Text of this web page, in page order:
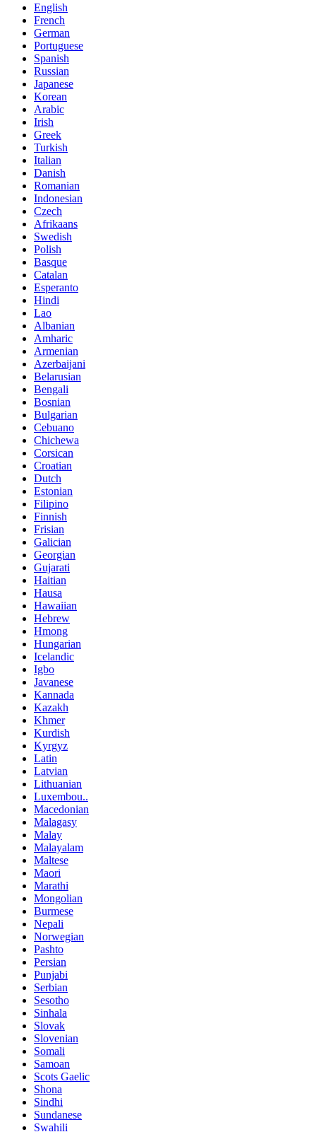
English
French
German
Portuguese
Spanish
Russian
Japanese
Korean
Arabic
Irish
Greek
Turkish
Italian
Danish
Romanian
Indonesian
Czech
Afrikaans
Swedish
Polish
Basque
Catalan
Esperanto
Hindi
Lao
Albanian
Amharic
Armenian
Azerbaijani
Belarusian
Bengali
Bosnian
Bulgarian
Cebuano
Chichewa
Corsican
Croatian
Dutch
Estonian
Filipino
Finnish
Frisian
Galician
Georgian
Gujarati
Haitian
Hausa
Hawaiian
Hebrew
Hmong
Hungarian
Icelandic
Igbo
Javanese
Kannada
Kazakh
Khmer
Kurdish
Kyrgyz
Latin
Latvian
Lithuanian
Luxembou..
Macedonian
Malagasy
Malay
Malayalam
Maltese
Maori
Marathi
Mongolian
Burmese
Nepali
Norwegian
Pashto
Persian
Punjabi
Serbian
Sesotho
Sinhala
Slovak
Slovenian
Somali
Samoan
Scots Gaelic
Shona
Sindhi
Sundanese
Swahili